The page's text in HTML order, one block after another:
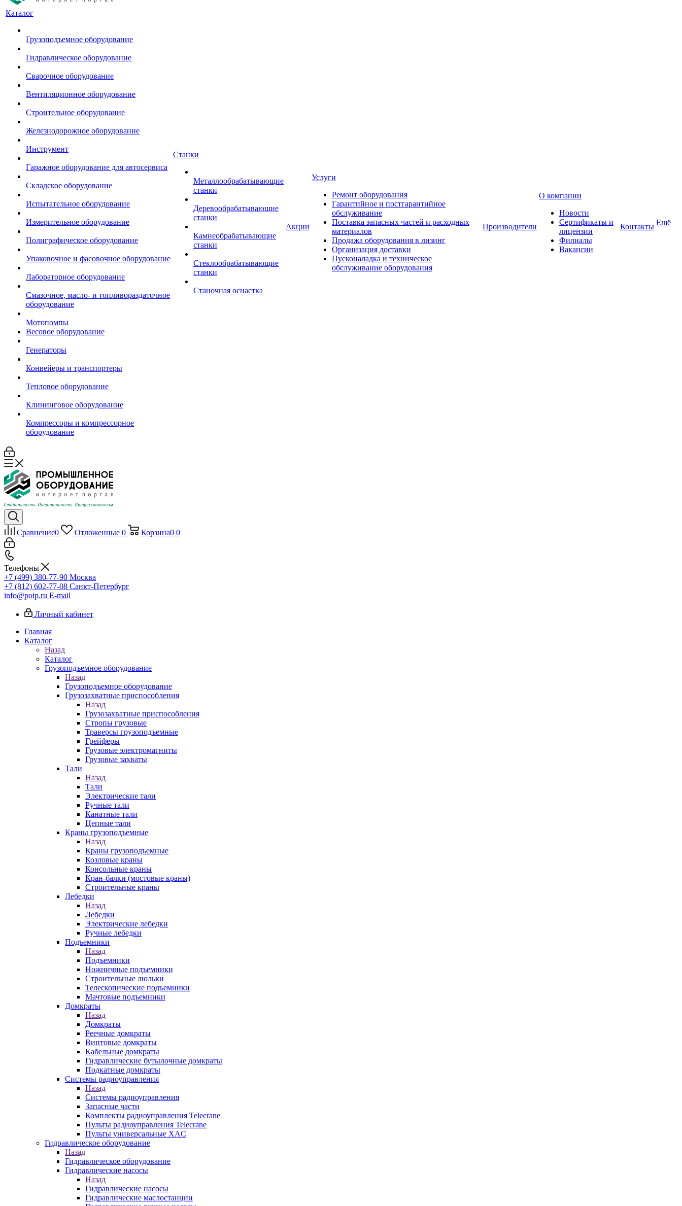
Каталог
Грузоподъемное оборудование
Гидравлическое оборудование
Сварочное оборудование
Вентиляционное оборудование
Строительное оборудование
Железнодорожное оборудование
Инструмент
Гаражное оборудование для автосервиса
Складское оборудование
Испытательное оборудование
Измерительное оборудование
Полиграфическое оборудование
Упаковочное и фасовочное оборудование
Лабораторное оборудование
Смазочное, масло- и топливораздаточное
оборудование
Мотопомпы
Весовое оборудование
Генераторы
Конвейеры и транспортеры
Тепловое оборудование
Клининговое оборудование
Компрессоры и компрессорное
оборудование
Станки
Металлообрабатывающие
станки
Деревообрабатывающие
станки
Камнеобрабатывающие
станки
Стеклообрабатывающие
станки
Станочная оснастка
Акции
Услуги
Ремонт оборудования
Гарантийное и постгарантийное
обслуживание
Поставка запасных частей и расходных
материалов
Продажа оборудования в лизинг
Организация доставки
Пусконаладка и техническое
обслуживание оборудования
Производители
О компании
Новости
Сертификаты и
лицензии
Филиалы
Вакансии
Контакты Ещё
Сравнение0 Отложенные 0 Корзина0 0
Телефоны
+7 (499) 380-77-90 Москва
+7 (812) 602-77-08 Санкт-Петербург
info@poip.ru E-mail
Личный кабинет
Главная
Каталог
Назад
Каталог
Грузоподъемное оборудование
Назад
Грузоподъемное оборудование
Грузозахватные приспособления
Назад
Грузозахватные приспособления
Стропы грузовые
Траверсы грузоподъемные
Грейферы
Грузовые электромагниты
Грузовые захваты
Тали
Назад
Тали
Электрические тали
Ручные тали
Канатные тали
Цепные тали
Краны грузоподъемные
Назад
Краны грузоподъемные
Козловые краны
Консольные краны
Кран-балки (мостовые краны)
Строительные краны
Лебедки
Назад
Лебедки
Электрические лебедки
Ручные лебедки
Подъемники
Назад
Подъемники
Ножничные подъемники
Строительные люльки
Телескопические подъемники
Мачтовые подъемники
Домкраты
Назад
Домкраты
Реечные домкраты
Винтовые домкраты
Кабельные домкраты
Гидравлические бутылочные домкраты
Подкатные домкраты
Системы радиоуправления
Назад
Системы радиоуправления
Запасные части
Комплекты радиоуправления Telecrane
Пульты радиоуправления Telecrane
Пульты универсальные XAC
Гидравлическое оборудование
Назад
Гидравлическое оборудование
Гидравлические насосы
Назад
Гидравлические насосы
Гидравлические маслостанции